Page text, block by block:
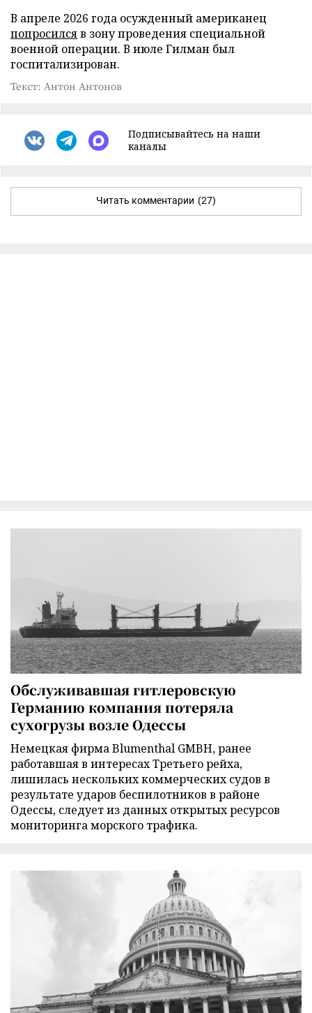
В апреле 2026 года осужденный американец
попросилсяв зону проведения специальной
военной операции. В июле Гилман был
госпитализирован.
Текст: Антон Антонов
Подписывайтесь на наши
каналы
Читать комментарии (27)
Обслуживавшая гитлеровскую
Германию компания потеряла
сухогрузы возле Одессы
Немецкая фирма Blumenthal GMBH, ранее
работавшая в интересах Третьего рейха,
лишилась нескольких коммерческих судов в
результате ударов беспилотников в районе
Одессы, следует из данных открытых ресурсов
мониторинга морского трафика.